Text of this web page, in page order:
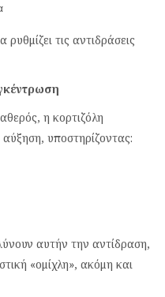
τις αντιδράσεις
η κορτιζόλη
υποστηρίζοντας:
αυτήν την αντίδραση,
«ομίχλη», ακόμη και